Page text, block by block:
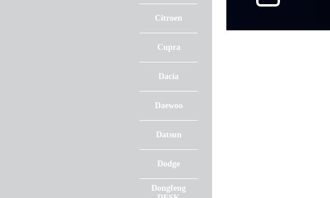
Citroen
Cupra
Dacia
Daewoo
Datsun
Dodge
Dongfeng